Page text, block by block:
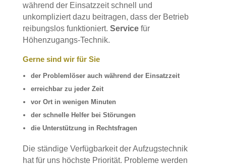
während der Einsatzzeit schnell und
unkompliziert dazu beitragen, dass der Betrieb
reibungslos funktioniert. Servicefür
Höhenzugangs-Technik.
Gerne sind wir für Sie
der Problemlöser auch während der Einsatzzeit
erreichbar zu jeder Zeit
vor Ort in wenigen Minuten
der schnelle Helfer bei Störungen
die Unterstützung in Rechtsfragen
Die ständige Verfügbarkeit der Aufzugstechnik
hat für uns höchste Priorität. Probleme werden